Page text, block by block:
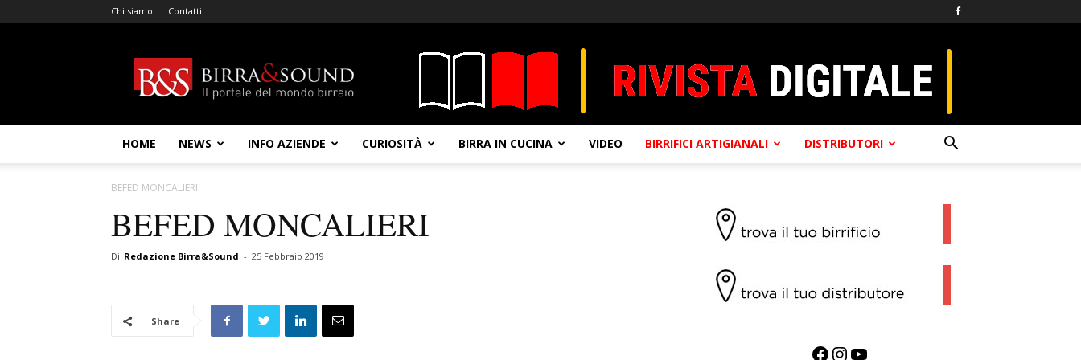
Chi siamo Contatti
&
Sound
HOME NEWS INFO AZIENDE CURIOSITÀ BIRRA IN CUCINA VIDEO BIRRIFICI ARTIGIANALI DISTRIBUTORI
BEFED MONCALIERI
BEFED MONCALIERI
Di Redazione Birra&Sound - 25 Febbraio 2019
Share
Facebook InstagramYouTube